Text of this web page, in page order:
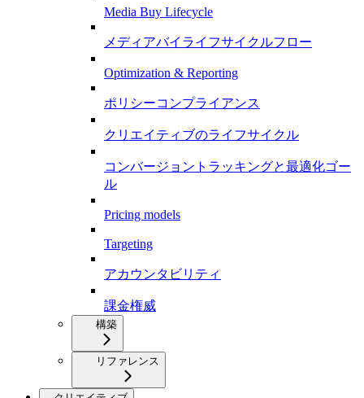
Media Buy Lifecycle
メディアバイライフサイクルフロー
Optimization & Reporting
ポリシーコンプライアンス
クリエイティブのライフサイクル
コンバージョントラッキングと最適化ゴー
ル
Pricing models
Targeting
アカウンタビリティ
課金権威
構築
リファレンス